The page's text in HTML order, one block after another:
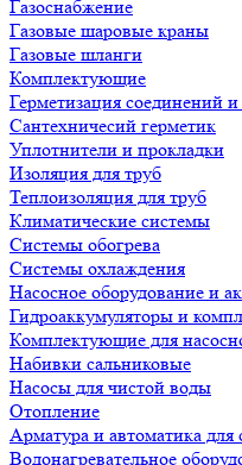
Газоснабжение
Газовые шаровые краны
Газовые шланги
Комплектующие
Герметизация соединений
Сантехничесий герметик
Уплотнители и прокладки
Изоляция для труб
Теплоизоляция для труб
Климатические системы
Системы обогрева
Системы охлаждения
Насосное оборудование и
Гидроаккумуляторы и
Комплектующие для
Набивки сальниковые
Насосы для чистой воды
Отопление
Арматура и автоматика для
Водонагревательное